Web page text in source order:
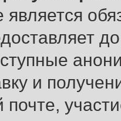
является
и
почте,